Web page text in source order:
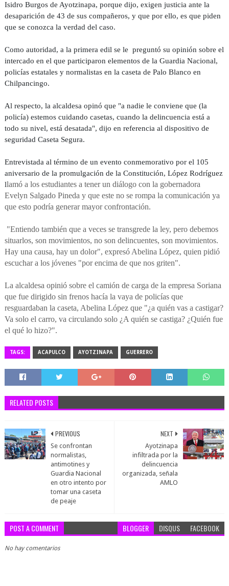
Isidro Burgos de Ayotzinapa, porque dijo, exigen justicia ante la
desaparición de 43 de sus compañeros, y que por ello, es que piden
que se conozca la verdad del caso.
Como autoridad, a la primera edil se le preguntó su opinión sobre el
intercado en el que participaron elementos de la Guardia Nacional,
policías estatales y normalistas en la caseta de Palo Blanco en
Chilpancingo.
Al respecto, la alcaldesa opinó que "a nadie le conviene que (la
policía) estemos cuidando casetas, cuando la delincuencia está a
todo su nivel, está desatada", dijo en referencia al dispositivo de
seguridad Caseta Segura.
Entrevistada al término de un evento conmemorativo por el 105
aniversario de la promulgación de la Constitución, López Rodríguez
llamó a los estudiantes a tener un diálogo con la gobernadora
Evelyn Salgado Pineda y que este no se rompa la comunicación ya
que esto podría generar mayor confrontación.
"Entiendo también que a veces se transgrede la ley, pero debemos
situarlos, son movimientos, no son delincuentes, son movimientos.
Hay una causa, hay un dolor", expresó Abelina López, quien pidió
escuchar a los jóvenes "por encima de que nos griten".
La alcaldesa opinió sobre el camión de carga de la empresa Soriana
que fue dirigido sin frenos hacía la vaya de policías que
resguardaban la caseta, Abelina López que "¿a quién vas a castigar?
Va solo el carro, va circulando solo ¿A quién se castiga? ¿Quién fue
el qué lo hizo?".
TAGS: ACAPULCO AYOTZINAPA GUERRERO
RELATED POSTS
NEXT
Ayotzinapa
infiltrada por la
delincuencia
organizada, señala
AMLO
PREVIOUS
Se confrontan
normalistas,
antimotines y
Guardia Nacional
en otro intento por
tomar una caseta
de peaje
POST A COMMENT BLOGGER DISQUS FACEBOOK
No hay comentarios